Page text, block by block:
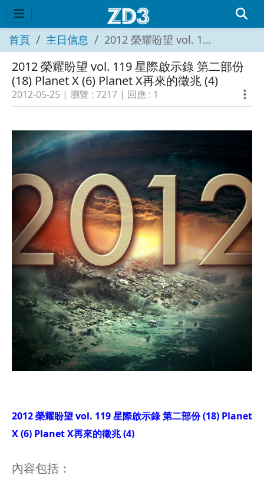
首頁 主日信息 2012 榮耀盼望 vol. 119 星際啟示錄 第二部份 (18) Planet X (6) Planet X再來的徵兆 (4)
2012 榮耀盼望 vol. 119 星際啟示錄 第二部份
(18) Planet X (6) Planet X再來的徵兆 (4)
2012-05-25 | 瀏覽 : 7217 | 回應 : 1
2012 榮耀盼望 vol. 119 星際啟示錄 第二部份 (18) Planet
X (6) Planet X再來的徵兆 (4)
內容包括：